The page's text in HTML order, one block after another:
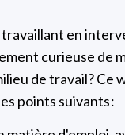
en
curieuse de
de travail? Ce
points suivants :